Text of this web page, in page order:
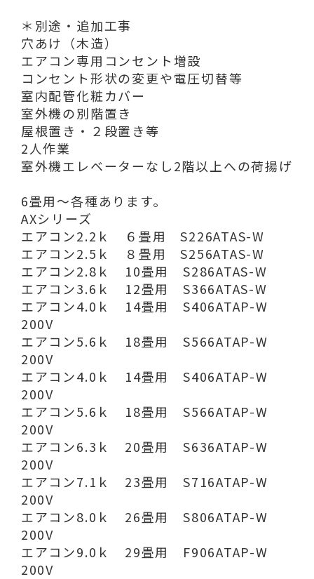
＊別途・追加工事
穴あけ（木造）
エアコン専用コンセント増設
コンセント形状の変更や電圧切替等
室内配管化粧カバー
室外機の別階置き
屋根置き・２段置き等
2人作業
室外機エレベーターなし2階以上への荷揚げ
6畳用～各種あります。
AXシリーズ
エアコン2.2ｋ ６畳用 S226ATAS-W
エアコン2.5ｋ ８畳用 S256ATAS-W
エアコン2.8ｋ 10畳用 S286ATAS-W
エアコン3.6ｋ 12畳用 S366ATAS-W
エアコン4.0ｋ 14畳用 S406ATAP-W
200V
エアコン5.6ｋ 18畳用 S566ATAP-W
200V
エアコン4.0ｋ 14畳用 S406ATAP-W
200V
エアコン5.6ｋ 18畳用 S566ATAP-W
200V
エアコン6.3ｋ 20畳用 S636ATAP-W
200V
エアコン7.1ｋ 23畳用 S716ATAP-W
200V
エアコン8.0ｋ 26畳用 S806ATAP-W
200V
エアコン9.0ｋ 29畳用 F906ATAP-W
200V